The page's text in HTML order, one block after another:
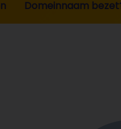
Domeinnaam